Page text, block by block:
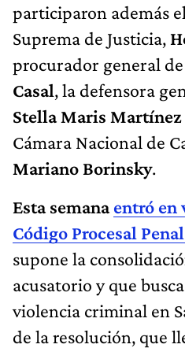
participaron además
Suprema de Justicia,
procurador general
Casal, la defensora
Stella Maris Martínez
Cámara Nacional de
Mariano Borinsky.
Esta semanaentró en
Código Procesal
supone la
acusatorio y que
violencia criminal en
de la resolución, que